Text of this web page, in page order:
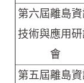
第六屆離島
技術與應用
會
第五屆離島